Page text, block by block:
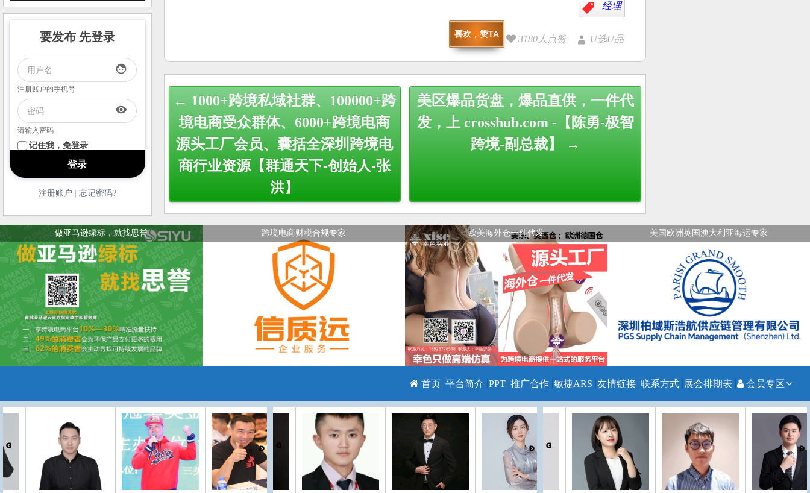
经理
喜欢，赞TA 3180人点赞 U选U品
Post
navigation
美区爆品货盘，爆品直供，一件代
发，上 crosshub.com -【陈勇-极智
跨境-副总裁】 →
← 1000+跨境私域社群、100000+跨
境电商受众群体、6000+跨境电商
源头工厂会员、囊括全深圳跨境电
商行业资源【群通天下-创始人-张
洪】
要发布 先登录
face
注册账户的手机号
visibility
请输入密码
记住我，免登录
注册账户 忘记密码?
做亚马逊绿标，就找思誉 跨境电商财税合规专家 欧美海外仓一件代发 美国欧洲英国澳大利亚海运专家
首页 平台简介 PPT 推广合作 敏捷ARS 友情链接 联系方式 展会排期表 会员专区
注册会员
会员登录
忘记密码